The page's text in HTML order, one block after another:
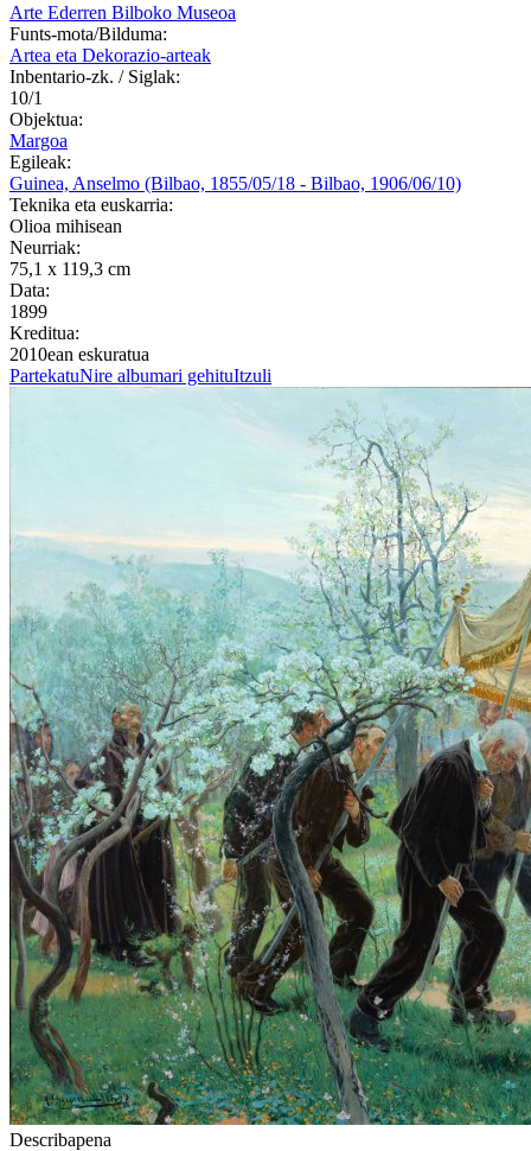
Arte Ederren Bilboko Museoa
Funts-mota/Bilduma:
Artea eta Dekorazio-arteak
Inbentario-zk. / Siglak:
10/1
Objektua:
Margoa
Egileak:
Guinea, Anselmo (Bilbao, 1855/05/18 - Bilbao, 1906/06/10)
Teknika eta euskarria:
Olioa mihisean
Neurriak:
75,1 x 119,3 cm
Data:
1899
Kreditua:
2010ean eskuratua
PartekatuNire albumari gehituItzuli
Describapena